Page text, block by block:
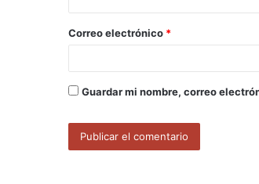
*
Correo electrónico *
Guardar mi nombre, correo